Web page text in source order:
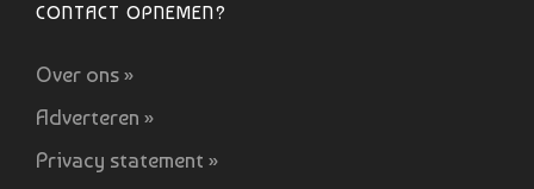
CONTACT OPNEMEN?
Over ons »
Adverteren »
Privacy statement »